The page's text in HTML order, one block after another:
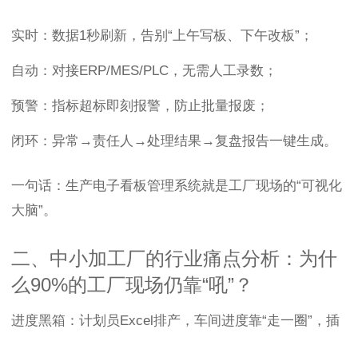
实时：数据1秒刷新，告别“上午写板、下午改板”；
自动：对接ERP/MES/PLC，无需人工录数；
预警：指标超标即刻报警，防止批量报废；
闭环：异常→责任人→处理结果→复盘报告一键生成。
一句话：生产电子看板管理系统就是工厂现场的“可视化
大脑”。
二、中小加工厂的行业痛点分析：为什
么90%的工厂现场仍靠“吼”？
进度黑箱：计划员Excel排产，车间进度靠“走一圈”，插